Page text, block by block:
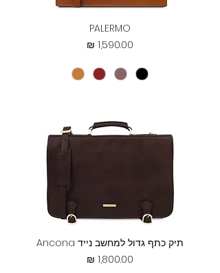
PALERMO
מחיר
תיק כתף גדול למחשב נייד Ancona
מחיר